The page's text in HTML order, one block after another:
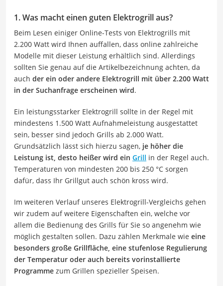
1. Was macht einen guten Elektrogrill aus?
Beim Lesen einiger Online-Tests von Elektrogrills mit
2.200 Watt wird Ihnen auffallen, dass online zahlreiche
Modelle mit dieser Leistung erhältlich sind. Allerdings
sollten Sie genau auf die Artikelbezeichnung achten, da
auch der ein oder andere Elektrogrill mit über 2.200 Watt
in der Suchanfrage erscheinen wird.
Ein leistungsstarker Elektrogrill sollte in der Regel mit
mindestens 1.500 Watt Aufnahmeleistung ausgestattet
sein, besser sind jedoch Grills ab 2.000 Watt.
Grundsätzlich lässt sich hierzu sagen, je höher die
Leistung ist, desto heißer wird ein Grill in der Regel auch.
Temperaturen von mindesten 200 bis 250 °C sorgen
dafür, dass Ihr Grillgut auch schön kross wird.
Im weiteren Verlauf unseres Elektrogrill-Vergleichs gehen
wir zudem auf weitere Eigenschaften ein, welche vor
allem die Bedienung des Grills für Sie so angenehm wie
möglich gestalten sollen. Dazu zählen Merkmale wie eine
besonders große Grillfläche, eine stufenlose Regulierung
der Temperatur oder auch bereits vorinstallierte
Programme zum Grillen spezieller Speisen.